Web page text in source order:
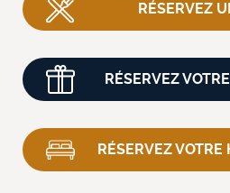
RÉSERVEZ
RÉSERVEZ
RÉSERVEZ